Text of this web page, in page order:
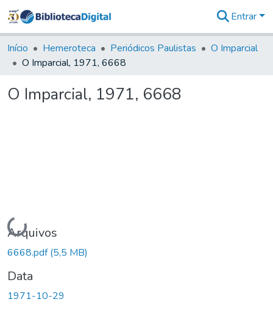
&
Coleções
Tudo na
Digital
Entrar
Início Hemeroteca Periódicos Paulistas
O Imparcial
O Imparcial, 1971, 6668
O Imparcial, 1971, 6668
Carregando...
Arquivos
6668.pdf(5,5 MB)
Data
1971-10-29